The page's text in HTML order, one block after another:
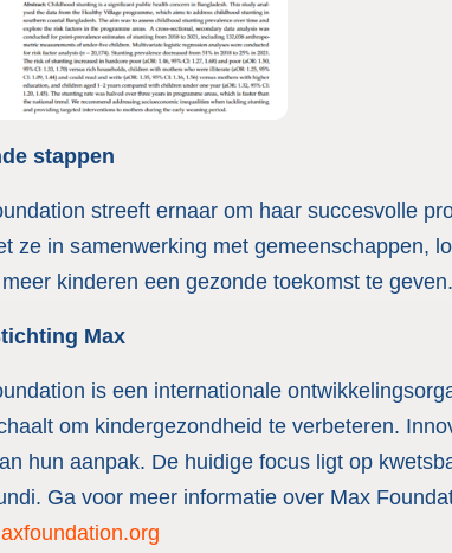
stappen
streeft ernaar om haar succesvolle
ze in samenwerking met gemeenschappen,
kinderen een gezonde toekomst te geven.
Max
is een internationale
om kindergezondheid te verbeteren.
hun aanpak. De huidige focus ligt op
Ga voor meer informatie over Max